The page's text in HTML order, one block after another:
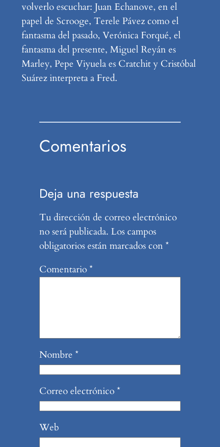
volverlo escuchar: Juan Echanove, en el
papel de Scrooge, Terele Pávez como el
fantasma del pasado, Verónica Forqué, el
fantasma del presente, Miguel Reyán es
Marley, Pepe Viyuela es Cratchit y Cristóbal
Suárez interpreta a Fred.
Comentarios
Deja una respuesta
Tu dirección de correo electrónico
no será publicada. Los campos
obligatorios están marcados con*
Comentario*
Nombre *
Correo electrónico*
Web